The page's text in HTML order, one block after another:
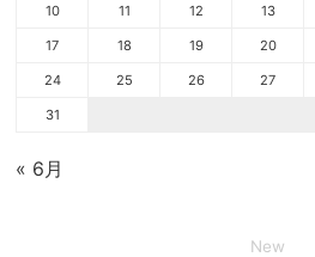
10 11 12 13
17 18 19 20
24 25 26 27
31
« 6月
New